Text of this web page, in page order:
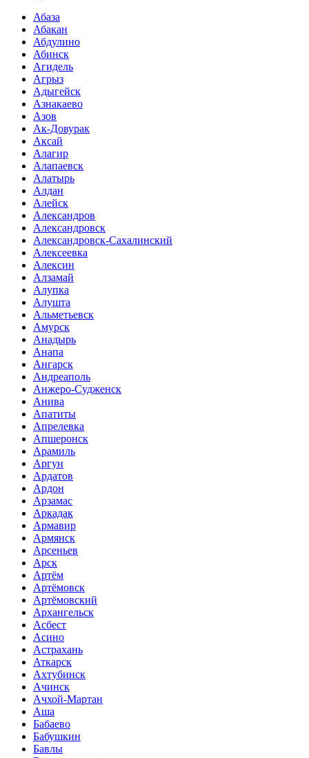
Абаза
Абакан
Абдулино
Абинск
Агидель
Агрыз
Адыгейск
Азнакаево
Азов
Ак-Довурак
Аксай
Алагир
Алапаевск
Алатырь
Алдан
Алейск
Александров
Александровск
Александровск-Сахалинский
Алексеевка
Алексин
Алзамай
Алупка
Алушта
Альметьевск
Амурск
Анадырь
Анапа
Ангарск
Андреаполь
Анжеро-Судженск
Анива
Апатиты
Апрелевка
Апшеронск
Арамиль
Аргун
Ардатов
Ардон
Арзамас
Аркадак
Армавир
Армянск
Арсеньев
Арск
Артём
Артёмовск
Артёмовский
Архангельск
Асбест
Асино
Астрахань
Аткарск
Ахтубинск
Ачинск
Ачхой-Мартан
Аша
Бабаево
Бабушкин
Бавлы